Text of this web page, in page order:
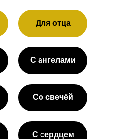
Для отца
С ангелами
Со свечёй
С сердцем